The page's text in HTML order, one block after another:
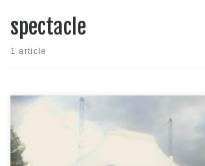
spectacle
1 article
Du lundi 21 au mercredi 23 octobre, les jeunes des